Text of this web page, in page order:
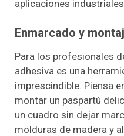
aplicaciones
Enmarcado y
Para los profesionales
adhesiva es una
imprescindible. Piensa
montar un paspartú
un cuadro sin dejar
molduras de madera y